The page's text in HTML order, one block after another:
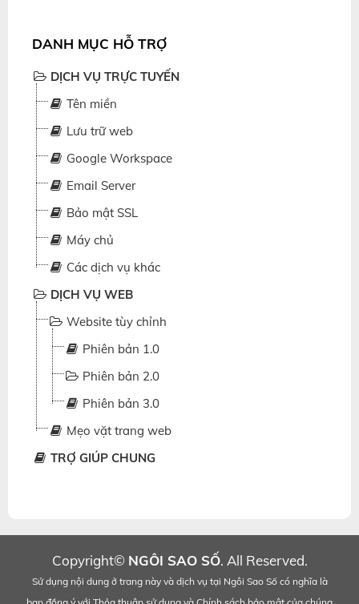
DANH MỤC HỖ TRỢ
DỊCH VỤ TRỰC TUYẾN
Tên miền
Lưu trữ web
Google Workspace
Email Server
Bảo mật SSL
Máy chủ
Các dịch vụ khác
DỊCH VỤ WEB
Website tùy chỉnh
Phiên bản 1.0
Phiên bản 2.0
Phiên bản 3.0
Mẹo vặt trang web
TRỢ GIÚP CHUNG
Copyright© NGÔI SAO SỐ. All Reserved.
Sử dụng nội dung ở trang này và dịch vụ tại Ngôi Sao Số có nghĩa là